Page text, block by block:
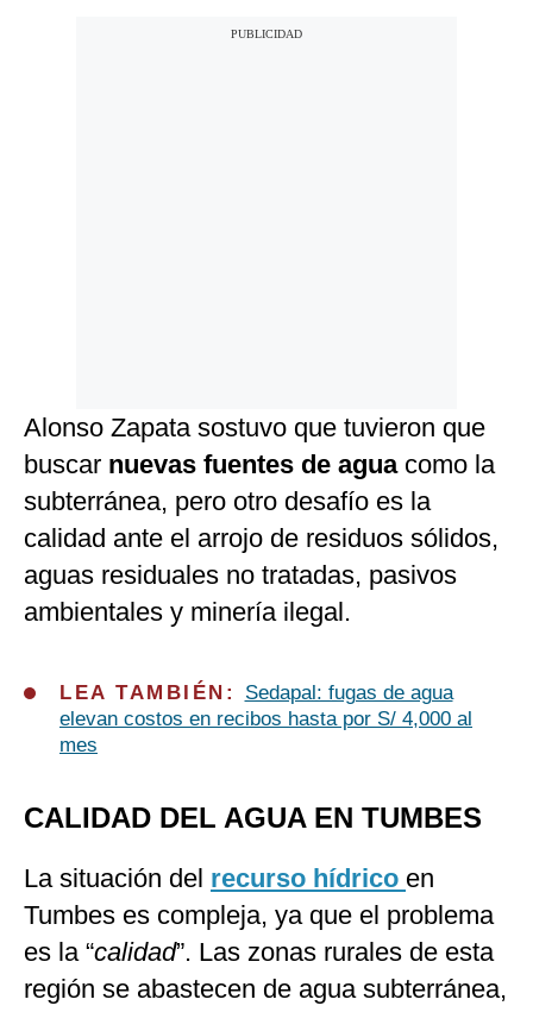
Alonso Zapata sostuvo que tuvieron que
buscar nuevas fuentes de aguacomo la
subterránea, pero otro desafío es la
calidad ante el arrojo de residuos sólidos,
aguas residuales no tratadas, pasivos
ambientales y minería ilegal.
LEA TAMBIÉN: Sedapal: fugas de agua
elevan costos en recibos hasta por S/ 4,000 al
mes
CALIDAD DEL AGUA EN TUMBES
La situación del recurso hídrico en
Tumbes es compleja, ya que el problema
es la “calidad”. Las zonas rurales de esta
región se abastecen de agua subterránea,